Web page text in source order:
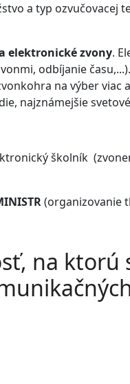
a typ ozvučovacej
elektronické zvony.
odbíjanie
na výber
najznámejšie
školník
(organizovanie
na